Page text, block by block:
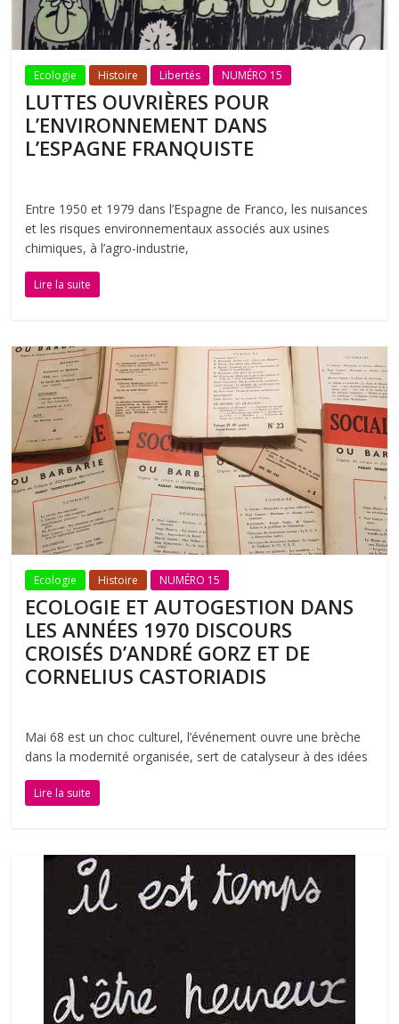
Ecologie Histoire Libertés NUMÉRO 15
LUTTES OUVRIÈRES POUR
L’ENVIRONNEMENT DANS
L’ESPAGNE FRANQUISTE
Entre 1950 et 1979 dans l’Espagne de Franco, les nuisances
et les risques environnementaux associés aux usines
chimiques, à l’agro-industrie,
Lire la suite
Ecologie Histoire NUMÉRO 15
ECOLOGIE ET AUTOGESTION DANS
LES ANNÉES 1970 DISCOURS
CROISÉS D’ANDRÉ GORZ ET DE
CORNELIUS CASTORIADIS
Mai 68 est un choc culturel, l’événement ouvre une brèche
dans la modernité organisée, sert de catalyseur à des idées
Lire la suite